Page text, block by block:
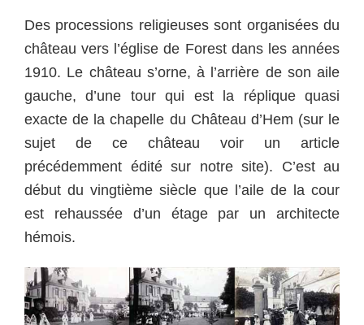
Des processions religieuses sont organisées du
château vers l’église de Forest dans les années
1910. Le château s’orne, à l’arrière de son aile
gauche, d’une tour qui est la réplique quasi
exacte de la chapelle du Château d’Hem (sur le
sujet de ce château voir un article
précédemment édité sur notre site). C’est au
début du vingtième siècle que l’aile de la cour
est rehaussée d’un étage par un architecte
hémois.